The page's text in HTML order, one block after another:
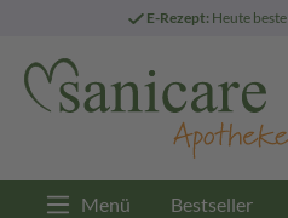
E-Rezept: Heute
Menü Bestseller